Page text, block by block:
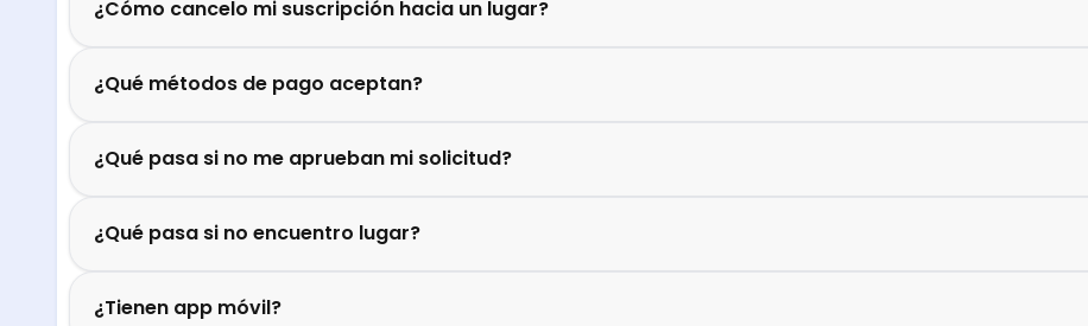
¿Cómo cancelo mi suscripción hacia un lugar?
¿Qué métodos de pago aceptan?
¿Qué pasa si no me aprueban mi solicitud?
¿Qué pasa si no encuentro lugar?
¿Tienen app móvil?